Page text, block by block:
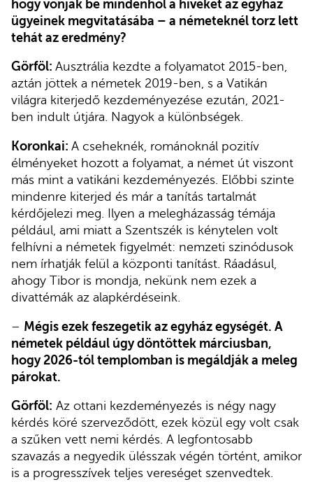
hogy vonják be mindenhol a híveket az egyház
ügyeinek megvitatásába – a németeknél torz lett
tehát az eredmény?
Görföl: Ausztrália kezdte a folyamatot 2015-ben,
aztán jöttek a németek 2019-ben, s a Vatikán
világra kiterjedő kezdeményezése ezután, 2021-
ben indult útjára. Nagyok a különbségek.
Koronkai: A cseheknék, románoknál pozitív
élményeket hozott a folyamat, a német út viszont
más mint a vatikáni kezdeményezés. Előbbi szinte
mindenre kiterjed és már a tanítás tartalmát
kérdőjelezi meg. Ilyen a melegházasság témája
például, ami miatt a Szentszék is kénytelen volt
felhívni a németek figyelmét: nemzeti szinódusok
nem írhatják felül a központi tanítást. Ráadásul,
ahogy Tibor is mondja, nekünk nem ezek a
divattémák az alapkérdéseink.
– Mégis ezek feszegetik az egyház egységét. A
németek például úgy döntöttek márciusban,
hogy 2026-tól templomban is megáldják a meleg
párokat.
Görföl: Az ottani kezdeményezés is négy nagy
kérdés köré szerveződött, ezek közül egy volt csak
a szűken vett nemi kérdés. A legfontosabb
szavazás a negyedik ülésszak végén történt, amikor
is a progresszívek teljes vereséget szenvedtek.